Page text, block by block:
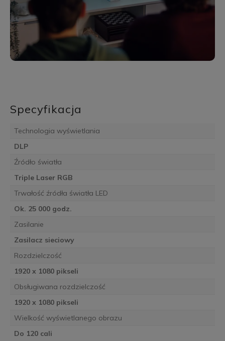
Specyfikacja
Technologia wyświetlania
DLP
Źródło światła
Triple Laser RGB
Trwałość źródła światła LED
Ok. 25 000 godz.
Zasilanie
Zasilacz sieciowy
Rozdzielczość
1920 x 1080 pikseli
Obsługiwana rozdzielczość
1920 x 1080 pikseli
Wielkość wyświetlanego obrazu
Do 120 cali